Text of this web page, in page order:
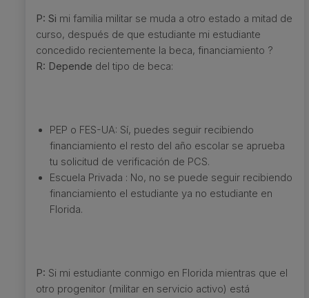
P: Si mi familia militar se muda a otro estado a mitad de
curso, después de que estudiante mi estudiante
concedido recientemente la beca, financiamiento ?
R: Depende del tipo de beca:
PEP o FES-UA: Sí, puedes seguir recibiendo
financiamiento el resto del año escolar se aprueba
tu solicitud de verificación de PCS.
Escuela Privada : No, no se puede seguir recibiendo
financiamiento el estudiante ya no estudiante en
Florida.
P: Si mi estudiante conmigo en Florida mientras que el
otro progenitor (militar en servicio activo) está